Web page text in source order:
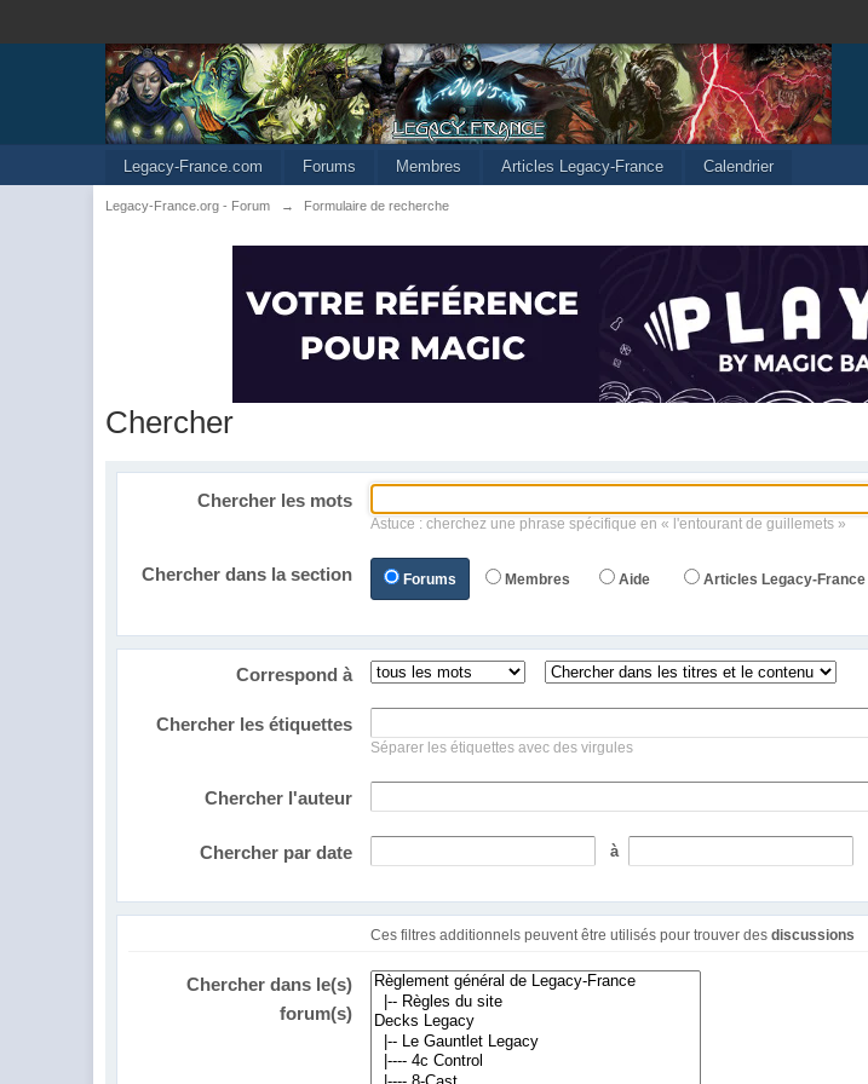
Legacy-France.com Forums Membres Articles Legacy-France Calendrier
Legacy-France.org - Forum → Formulaire de recherche
Chercher
Chercher les mots
Astuce : cherchez une phrase spécifique en « l'entourant de guillemets »
Chercher dans la section Forums Membres Aide Articles Legacy-France
Correspond à
Chercher les étiquettes
Séparer les étiquettes avec des virgules
Chercher l'auteur
Chercher par date à
Ces filtres additionnels peuvent être utilisés pour trouver desdiscussions
Chercher dans le(s)
forum(s)